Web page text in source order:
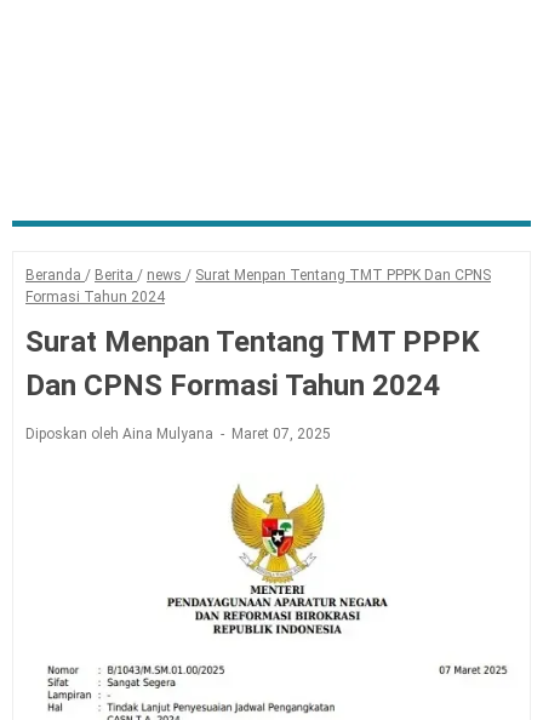
Beranda / Berita / news / Surat Menpan Tentang TMT PPPK Dan CPNS
Formasi Tahun 2024
Surat Menpan Tentang TMT PPPK
Dan CPNS Formasi Tahun 2024
Diposkan oleh Aina Mulyana Maret 07, 2025